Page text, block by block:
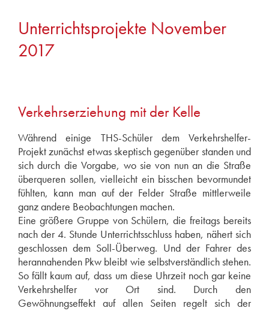
Juni 2025
März 2025
Januar 2024
Dezember 2023
November 2023
September 2023
Juni 2023
Mai 2023
März 2023
2021
Dezember 2021
November 2021
2020
Unterrichtsprojekte November
2017
Verkehrserziehung mit der Kelle
Während einige THS-Schüler dem Verkehrshelfer-
Projekt zunächst etwas skeptisch gegenüber standen und
sich durch die Vorgabe, wo sie von nun an die Straße
überqueren sollen, vielleicht ein bisschen bevormundet
fühlten, kann man auf der Felder Straße mittlerweile
ganz andere Beobachtungen machen.
Eine größere Gruppe von Schülern, die freitags bereits
nach der 4. Stunde Unterrichtsschluss haben, nähert sich
geschlossen dem Soll-Überweg. Und der Fahrer des
herannahenden Pkw bleibt wie selbstverständlich stehen.
So fällt kaum auf, dass um diese Uhrzeit noch gar keine
Verkehrshelfer vor Ort sind. Durch den
Gewöhnungseffekt auf allen Seiten regelt sich der